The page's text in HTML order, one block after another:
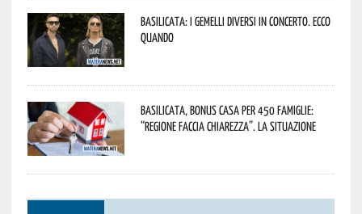
Basilicata: i Gemelli DiVersi in concerto. Ecco
quando
Basilicata, Bonus casa per 450 famiglie:
“Regione faccia chiarezza”. La situazione